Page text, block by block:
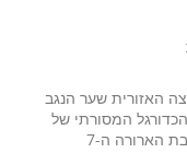
האזורית שער הנגב
המסורתי של
המועצה האזורית שער הנגב. אופיר נהרג בשבת הארורה ה-7